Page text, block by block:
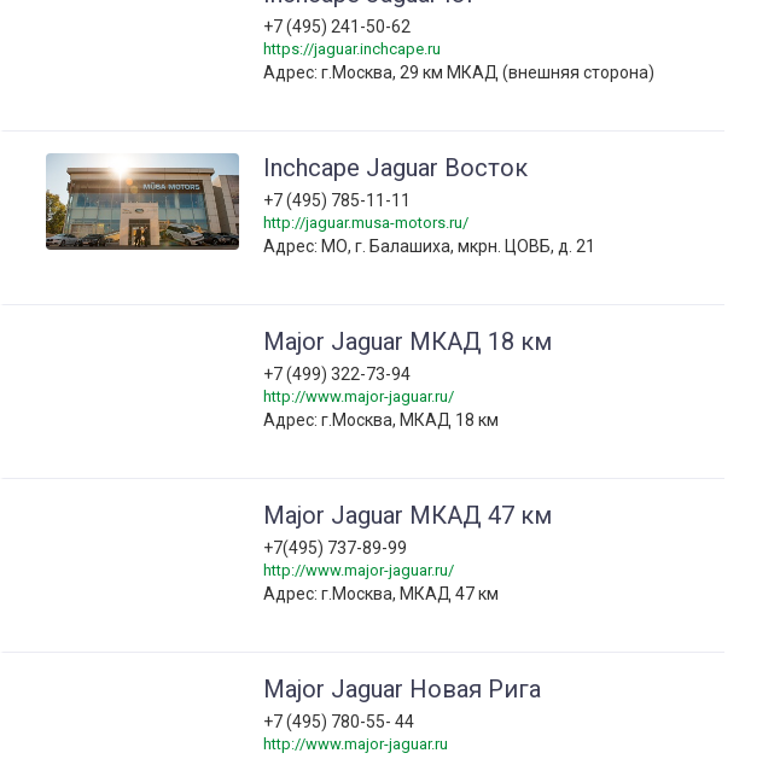
+7 (495) 241-50-62
https://jaguar.inchcape.ru
Адрес: г.Москва, 29 км МКАД (внешняя сторона)
Inchcape Jaguar Восток
+7 (495) 785-11-11
http://jaguar.musa-motors.ru/
Адрес: МО, г. Балашиха, мкрн. ЦОВБ, д. 21
Major Jaguar МКАД 18 км
+7 (499) 322-73-94
http://www.major-jaguar.ru/
Адрес: г.Москва, МКАД 18 км
Major Jaguar МКАД 47 км
+7(495) 737-89-99
http://www.major-jaguar.ru/
Адрес: г.Москва, МКАД 47 км
Major Jaguar Новая Рига
+7 (495) 780-55- 44
http://www.major-jaguar.ru